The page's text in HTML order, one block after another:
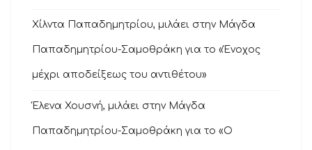
Χίλντα Παπαδημητρίου, μιλάει στην Μάγδα
Παπαδημητρίου-Σαμοθράκη για το «Ένοχος
μέχρι αποδείξεως του αντιθέτου»
Έλενα Χουσνή, μιλάει στην Μάγδα
Παπαδημητρίου-Σαμοθράκη για το «Ο